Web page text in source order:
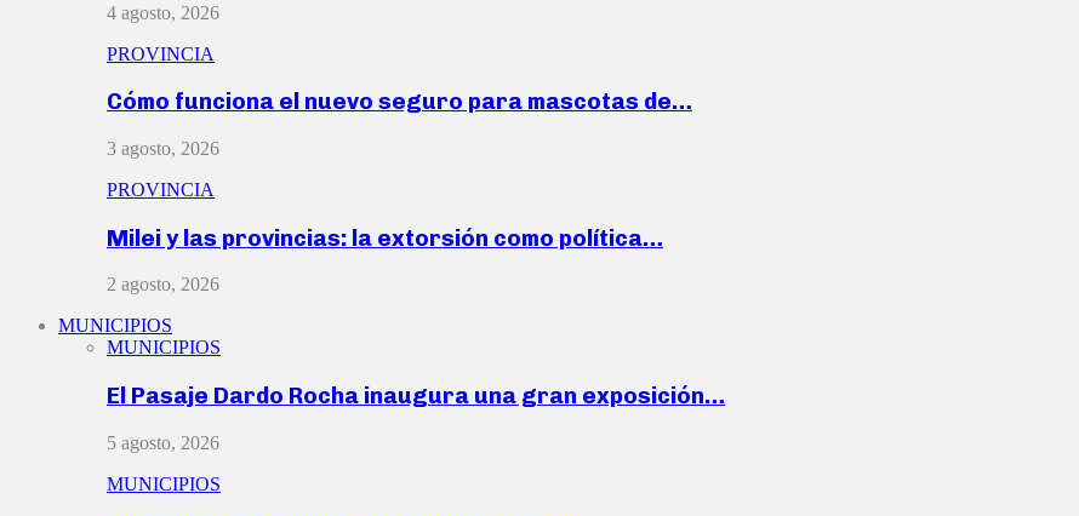
4 agosto, 2026
PROVINCIA
Cómo funciona el nuevo seguro para mascotas de…
3 agosto, 2026
PROVINCIA
Milei y las provincias: la extorsión como política…
2 agosto, 2026
MUNICIPIOS
MUNICIPIOS
El Pasaje Dardo Rocha inaugura una gran exposición…
5 agosto, 2026
MUNICIPIOS